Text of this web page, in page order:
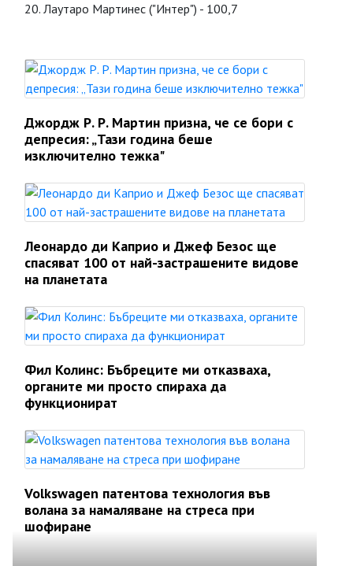
20. Лаутаро Мартинес ("Интер") - 100,7
Джордж Р. Р. Мартин призна, че се бори с
депресия: „Тази година беше
изключително тежка"
Леонардо ди Каприо и Джеф Безос ще
спасяват 100 от най-застрашените видове
на планетата
Фил Колинс: Бъбреците ми отказваха,
органите ми просто спираха да
функционират
Volkswagen патентова технология във
волана за намаляване на стреса при
шофиране